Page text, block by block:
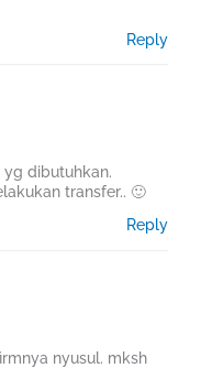
Reply
yg dibutuhkan.
transfer.. 🙂
Reply
nyusul. mksh